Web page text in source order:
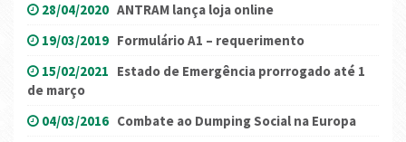
28/04/2020 ANTRAM lança loja online
19/03/2019 Formulário A1 – requerimento
15/02/2021 Estado de Emergência prorrogado até 1
de março
04/03/2016 Combate ao Dumping Social na Europa